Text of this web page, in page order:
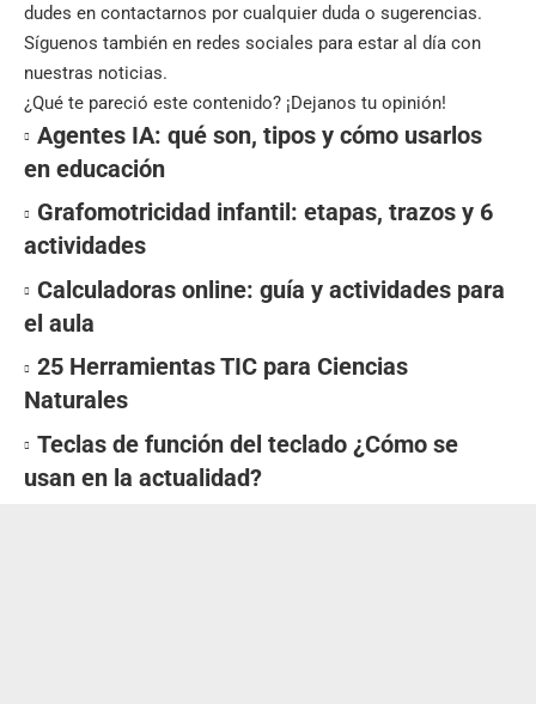
dudes en contactarnos por cualquier duda o sugerencias.
Síguenos también en redes sociales para estar al día con
nuestras noticias.
¿Qué te pareció este contenido? ¡Dejanos tu opinión!
Agentes IA: qué son, tipos y cómo usarlos
en educación
Grafomotricidad infantil: etapas, trazos y 6
actividades
Calculadoras online: guía y actividades para
el aula
25 Herramientas TIC para Ciencias
Naturales
Teclas de función del teclado ¿Cómo se
usan en la actualidad?